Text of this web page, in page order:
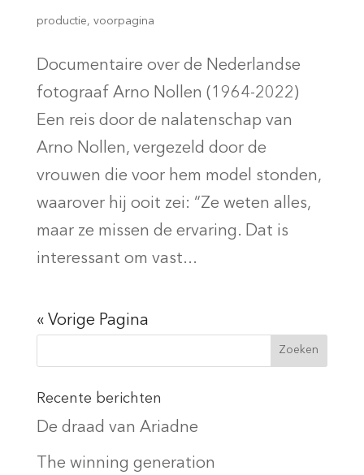
productie, voorpagina
Documentaire over de Nederlandse
fotograaf Arno Nollen (1964-2022)
Een reis door de nalatenschap van
Arno Nollen, vergezeld door de
vrouwen die voor hem model stonden,
waarover hij ooit zei: “Ze weten alles,
maar ze missen de ervaring. Dat is
interessant om vast...
« Vorige Pagina
Recente berichten
De draad van Ariadne
The winning generation